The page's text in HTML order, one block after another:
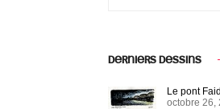
DERNIERS DESSINS
Le pont
octobre 26,